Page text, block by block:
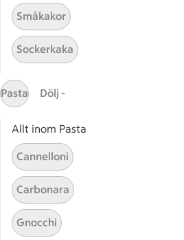
Här hittar du alla goda recept
Start
Småkakor
Sockerkaka
Pasta Dölj -
Allt inom Pasta
Cannelloni
Carbonara
Gnocchi